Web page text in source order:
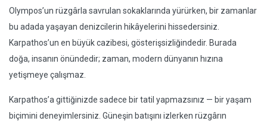
Olympos’un rüzgârla savrulan sokaklarında yürürken, bir zamanlar
bu adada yaşayan denizcilerin hikâyelerini hissedersiniz.
Karpathos’un en büyük cazibesi, gösterişsizliğindedir. Burada
doğa, insanın önündedir; zaman, modern dünyanın hızına
yetişmeye çalışmaz.
Karpathos’a gittiğinizde sadece bir tatil yapmazsınız — bir yaşam
biçimini deneyimlersiniz. Güneşin batışını izlerken rüzgârın